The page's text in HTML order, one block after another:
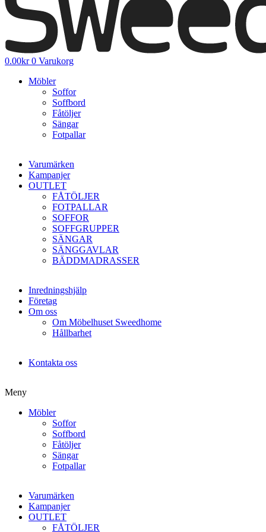
0.00kr 0 Varukorg
Möbler
Soffor
Soffbord
Fåtöljer
Sängar
Fotpallar
Varumärken
Kampanjer
OUTLET
FÅTÖLJER
FOTPALLAR
SOFFOR
SOFFGRUPPER
SÄNGAR
SÄNGGAVLAR
BÄDDMADRASSER
Inredningshjälp
Företag
Om oss
Om Möbelhuset Sweedhome
Hållbarhet
Kontakta oss
Meny
Möbler
Soffor
Soffbord
Fåtöljer
Sängar
Fotpallar
Varumärken
Kampanjer
OUTLET
FÅTÖLJER